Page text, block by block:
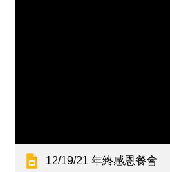
12/19/21 年終感恩餐會